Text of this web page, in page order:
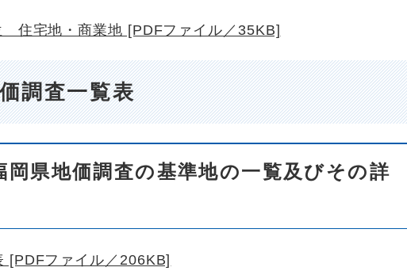
住宅地・商業地 [PDFファイル／35KB]
調査一覧表
岡県地価調査の基準地の一覧及びその詳
[PDFファイル／206KB]